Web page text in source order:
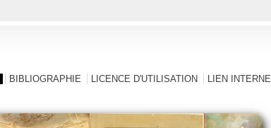
BIBLIOGRAPHIE LICENCE D'UTILISATION LIEN INTERNE